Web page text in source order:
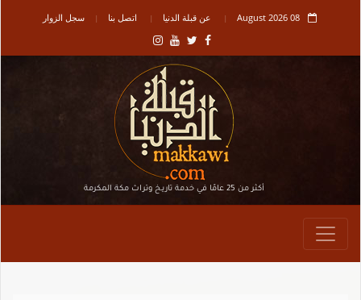
08 August 2026 عن قبلة الدنيا اتصل بنا سجل الزوار
أكثر من 25 عامًا في خدمة تاريـخ وتراث مكة المكرمة